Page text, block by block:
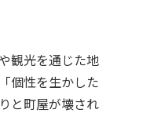
観光を通じた地
個性を生かした
と町屋が壊され